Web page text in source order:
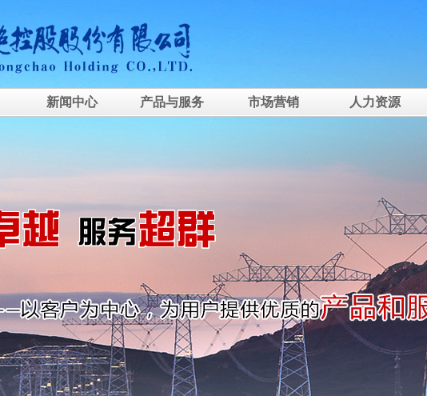
新闻中心 产品与服务 市场营销 人力资源